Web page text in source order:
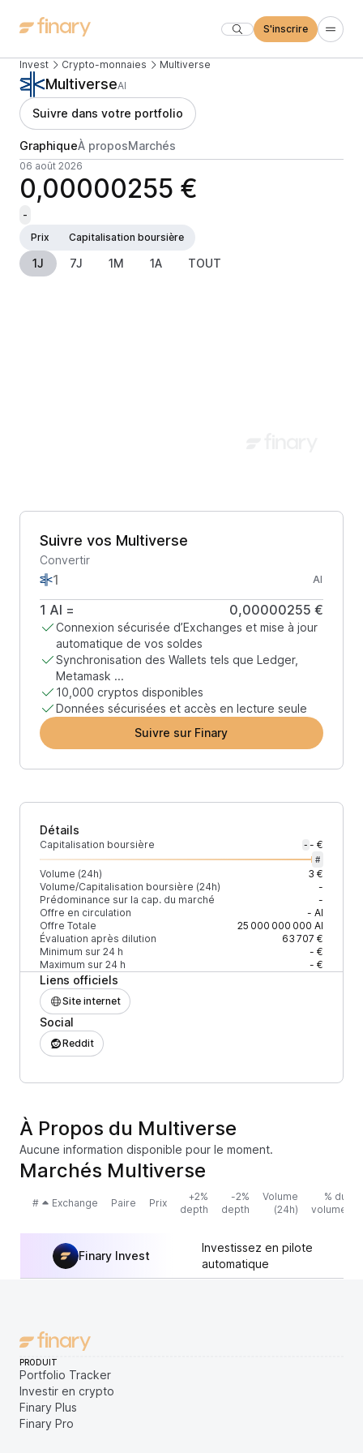
S'inscrire
Invest Crypto-monnaies Multiverse
MultiverseAI
Suivre dans votre portfolio
GraphiqueÀ proposMarchés
06 août 2026
0,00000255 €
-
Prix
Capitalisation boursière
1J 7J 1M 1A TOUT
Suivre vos Multiverse
Convertir
AI
1 AI = 0,00000255 €
Connexion sécurisée d’Exchanges et mise à jour
automatique de vos soldes
Synchronisation des Wallets tels que Ledger,
Metamask ...
10,000 cryptos disponibles
Données sécurisées et accès en lecture seule
Suivre sur Finary
Détails
Capitalisation boursière - - €
#
Volume (24h)
3 €
Volume/Capitalisation boursière (24h)
-
Prédominance sur la cap. du marché
-
Offre en circulation
- AI
Offre Totale
25 000 000 000 AI
Évaluation après dilution
63 707 €
Minimum sur 24 h
- €
Maximum sur 24 h
- €
Liens officiels
Site internet
Social
Reddit
À Propos du Multiverse
Aucune information disponible pour le moment.
Marchés Multiverse
# Exchange Paire Prix
+2%
depth
-2%
depth
Volume
(24h)
% du
volume
Finary Invest
Investissez en pilote
automatique
PRODUIT
Portfolio Tracker
Investir en crypto
Finary Plus
Finary Pro